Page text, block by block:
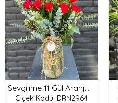
Sevgilime 11 Gül Aranjman
Çiçek Kodu: DRN2964